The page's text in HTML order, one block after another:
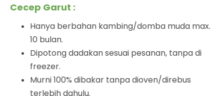
Cecep Garut :
Hanya berbahan kambing/domba muda max.
10 bulan.
Dipotong dadakan sesuai pesanan, tanpa di
freezer.
Murni 100% dibakar tanpa dioven/direbus
terlebih dahulu.